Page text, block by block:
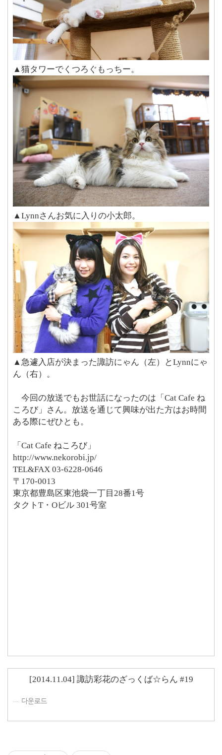
▲猫タワーでくつろぐもっちー。
▲Lynnさんお気に入りの小太郎。
▲急遽入店が決まった諏訪にゃん（左）とLynnにゃ
ん（右）。
今回の放送でもお世話になったのは「Cat Cafe ね
ころび」さん。放送を通じて興味が出た方はお時間
ある際にぜひとも。
「Cat Cafe ねころび」
http://www.nekorobi.jp/
TEL&FAX 03-6228-0646
〒170-0013
東京都豊島区東池袋一丁目28番1号
タクトT・Oビル 301号室
[2014.11.04] 諏訪彩花のざっくば☆らん #19
다운로드